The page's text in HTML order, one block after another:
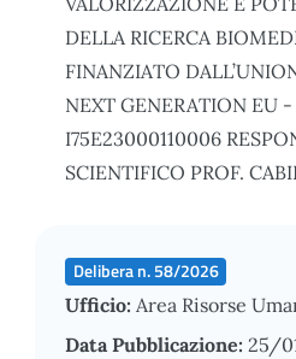
DELLA RICERCA
FINANZIATO
NEXT GENERATION EU
I75E23000110006
SCIENTIFICO PROF.
Delibera n. 58/2026
Ufficio: Area Risorse
Data Pubblicazione: 25/